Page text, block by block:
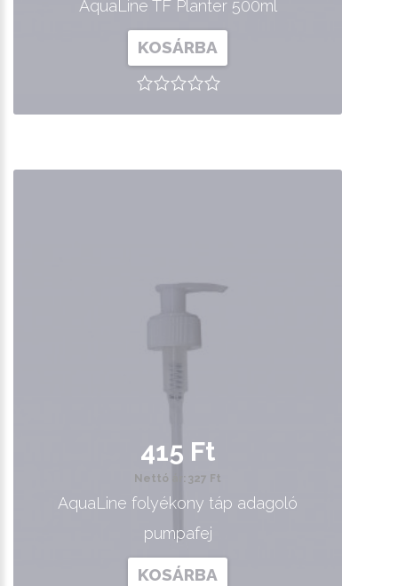
AquaLine TF Planter 500ml
KOSÁRBA
415 Ft
Nettó ár: 327 Ft
AquaLine folyékony táp adagoló
pumpafej
KOSÁRBA